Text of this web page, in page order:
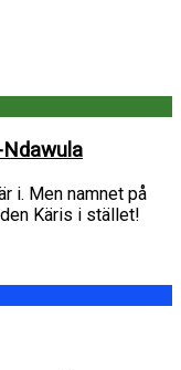
i. Men namnet på
Käris i stället!